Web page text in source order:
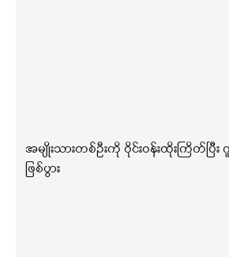
အမျိုးသားတစ်ဦးကို ဝိုင်းဝန်းထိုးကြိတ်ပြီး
ဖြစ်ပွား